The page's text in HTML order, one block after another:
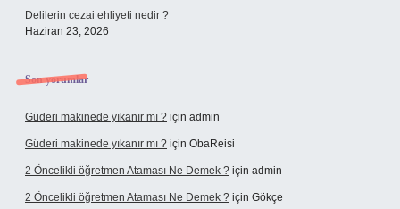
Delilerin cezai ehliyeti nedir ?
Haziran 23, 2026
Son yorumlar
Güderi makinede yıkanır mı ? için admin
Güderi makinede yıkanır mı ? için ObaReisi
2 Öncelikli öğretmen Ataması Ne Demek ? için admin
2 Öncelikli öğretmen Ataması Ne Demek ? için Gökçe